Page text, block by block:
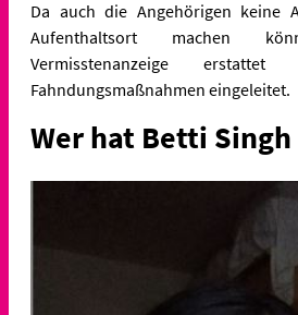
Da auch die Angehörigen keine
Aufenthaltsort machen
Vermisstenanzeige erstattet
Fahndungsmaßnahmen eingeleitet.
Wer hat Betti Singh